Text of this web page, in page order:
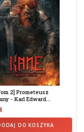
2] Prometeusz
- Karl Edward...
DO KOSZYKA